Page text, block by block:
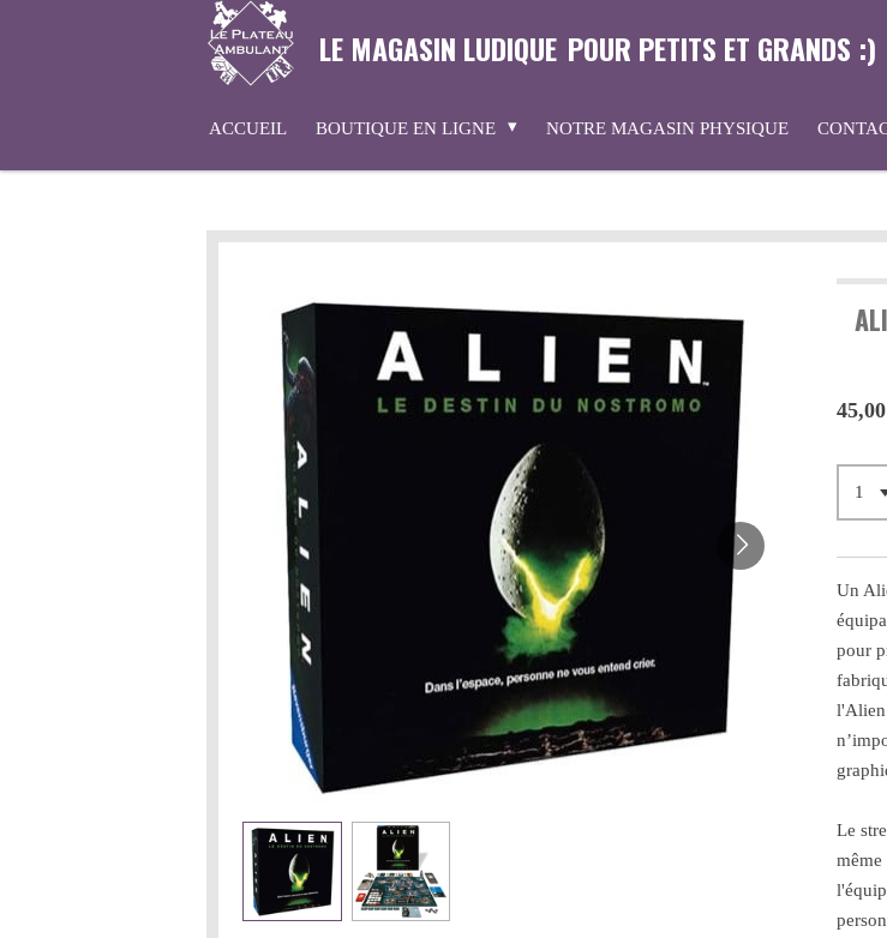
LE MAGASIN LUDIQUE POUR PETITS ET GRANDS :)
ACCUEIL BOUTIQUE EN LIGNE NOTRE MAGASIN PHYSIQUE
Un
pour
Le
même